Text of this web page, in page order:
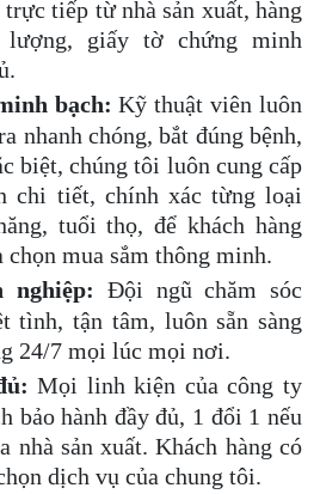
tiếp từ nhà sản xuất, hàng
lượng, giấy tờ chứng minh
bạch: Kỹ thuật viên luôn
nhanh chóng, bắt đúng bệnh,
biệt, chúng tôi luôn cung cấp
chi tiết, chính xác từng loại
tuổi thọ, để khách hàng
mua sắm thông minh.
nghiệp: Đội ngũ chăm sóc
tình, tận tâm, luôn sẵn sàng
24/7 mọi lúc mọi nơi.
Mọi linh kiện của công ty
bảo hành đầy đủ, 1 đổi 1 nếu
nhà sản xuất. Khách hàng có
dịch vụ của chung tôi.